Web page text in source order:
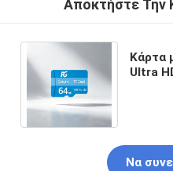
Αποκτήστε Την
Κάρτα
Ultra
Να